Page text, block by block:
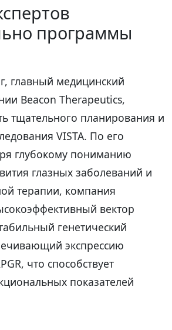
программы
главный медицинский
Beacon Therapeutics,
тщательного планирования и
VISTA. По его
глубокому пониманию
глазных заболеваний и
терапии, компания
вектор
генетический
экспрессию
что способствует
показателей